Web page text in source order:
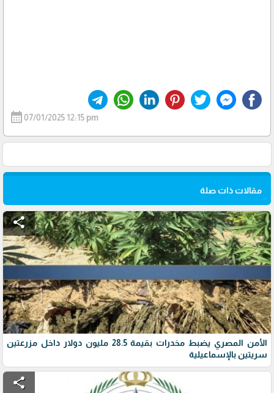
calendar_month07/01/2025 12:15 pm
مقالات ذات صلة
share
الأمن المصري يضبط مخدرات بقيمة 28.5 مليون دولار داخل مزرعتين
سريتين بالإسماعيلية
share